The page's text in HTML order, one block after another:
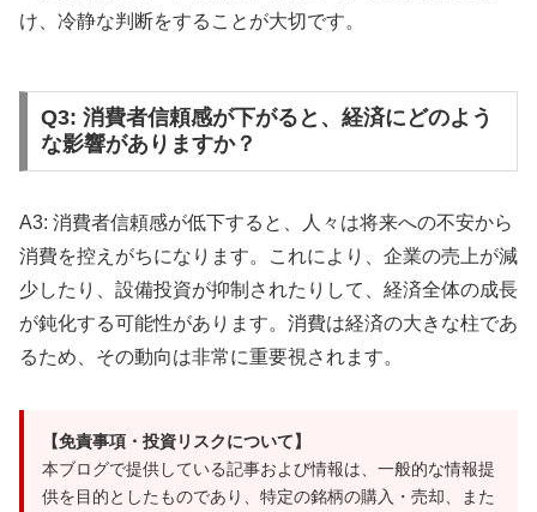
け、冷静な判断をすることが大切です。
Q3: 消費者信頼感が下がると、経済にどのよう
な影響がありますか？
A3: 消費者信頼感が低下すると、人々は将来への不安から
消費を控えがちになります。これにより、企業の売上が減
少したり、設備投資が抑制されたりして、経済全体の成長
が鈍化する可能性があります。消費は経済の大きな柱であ
るため、その動向は非常に重要視されます。
【免責事項・投資リスクについて】
本ブログで提供している記事および情報は、一般的な情報提
供を目的としたものであり、特定の銘柄の購入・売却、また